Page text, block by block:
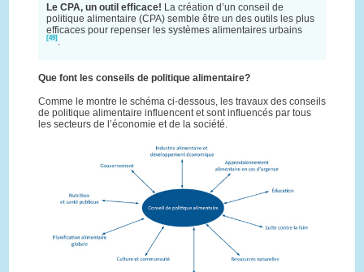
Le CPA, un outil efficace! La création d’un conseil de
politique alimentaire (CPA) semble être un des outils les plus
efficaces pour repenser les systèmes alimentaires urbains
[49].
Que font les conseils de politique alimentaire?
Comme le montre le schéma ci-dessous, les travaux des conseils
de politique alimentaire influencent et sont influencés par tous
les secteurs de l’économie et de la société.